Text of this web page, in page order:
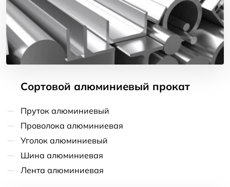
Сортовой алюминиевый прокат
Пруток алюминиевый
Проволока алюминиевая
Уголок алюминиевый
Шина алюминиевая
Лента алюминиевая